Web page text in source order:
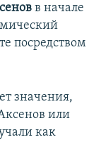
в начале
посредством
значения,
или
как